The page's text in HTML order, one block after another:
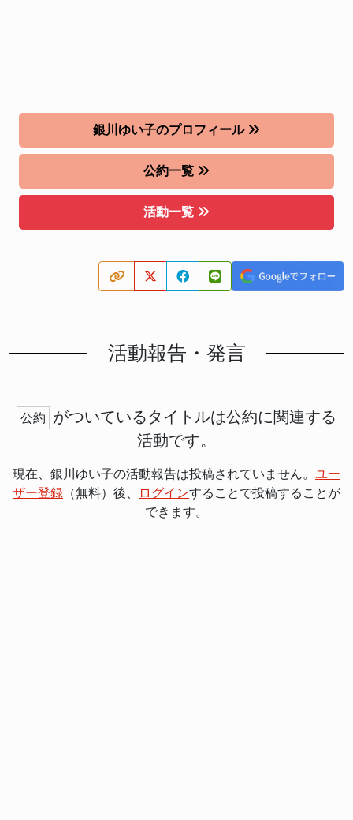
銀川ゆい子のプロフィール
公約一覧
活動一覧
活動報告・発言
公約 がついているタイトルは公約に関連する
活動です。
現在、銀川ゆい子の活動報告は投稿されていません。 ユー
ザー登録 （無料）後、 ログインすることで投稿することが
できます。